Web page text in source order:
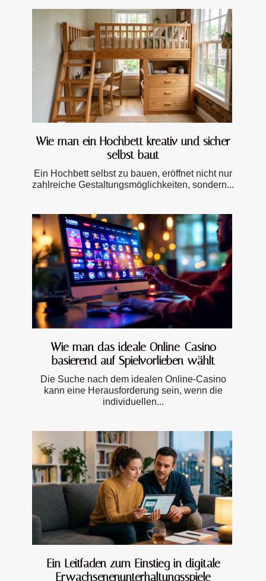
Wie man ein Hochbett kreativ und sicher
selbst baut
Ein Hochbett selbst zu bauen, eröffnet nicht nur
zahlreiche Gestaltungsmöglichkeiten, sondern...
Wie man das ideale Online-Casino
basierend auf Spielvorlieben wählt
Die Suche nach dem idealen Online-Casino
kann eine Herausforderung sein, wenn die
individuellen...
Ein Leitfaden zum Einstieg in digitale
Erwachsenenunterhaltungsspiele